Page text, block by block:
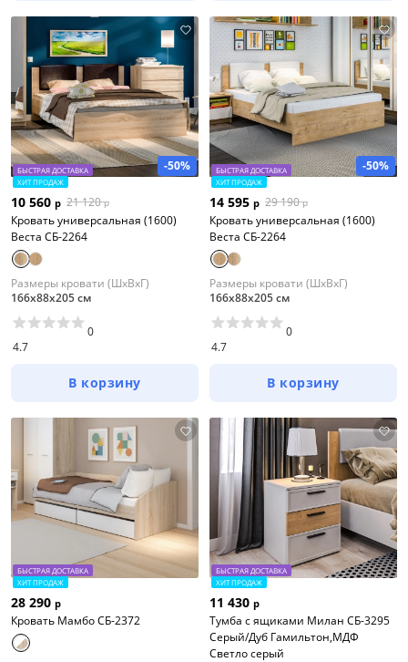
-50%
БЫСТРАЯ ДОСТАВКА
ХИТ ПРОДАЖ
10 560 р 21 120 р
Кровать универсальная (1600)
Веста СБ-2264
Размеры кровати (ШхВхГ)
166х88х205 см
4.7
0
В корзину
-50%
БЫСТРАЯ ДОСТАВКА
ХИТ ПРОДАЖ
14 595 р 29 190 р
Кровать универсальная (1600)
Веста СБ-2264
Размеры кровати (ШхВхГ)
166х88х205 см
4.7
0
В корзину
БЫСТРАЯ ДОСТАВКА
ХИТ ПРОДАЖ
28 290 р
Кровать Мамбо СБ-2372
БЫСТРАЯ ДОСТАВКА
ХИТ ПРОДАЖ
11 430 р
Тумба с ящиками Милан СБ-3295
Серый/Дуб Гамильтон,МДФ
Светло серый